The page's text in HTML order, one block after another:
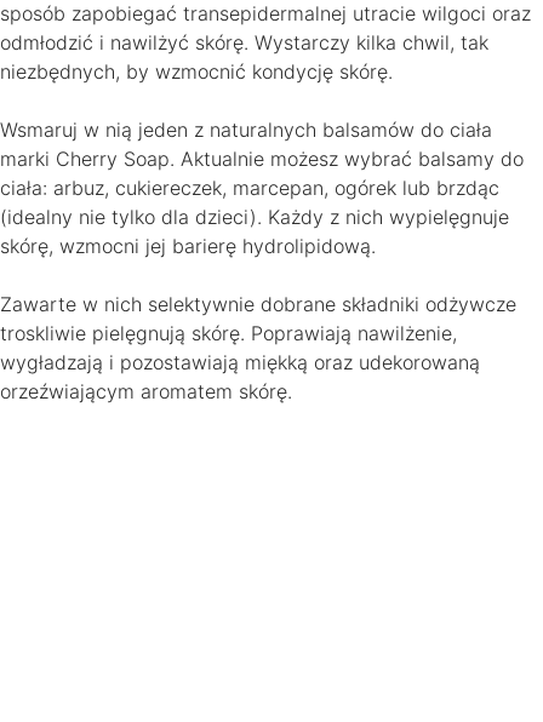
sposób zapobiegać transepidermalnej utracie wilgoci oraz
odmłodzić i nawilżyć skórę. Wystarczy kilka chwil, tak
niezbędnych, by wzmocnić kondycję skórę.
Wsmaruj w nią jeden z naturalnych balsamów do ciała
marki Cherry Soap. Aktualnie możesz wybrać balsamy do
ciała: arbuz, cukiereczek, marcepan, ogórek lub brzdąc
(idealny nie tylko dla dzieci). Każdy z nich wypielęgnuje
skórę, wzmocni jej barierę hydrolipidową.
Zawarte w nich selektywnie dobrane składniki odżywcze
troskliwie pielęgnują skórę. Poprawiają nawilżenie,
wygładzają i pozostawiają miękką oraz udekorowaną
orzeźwiającym aromatem skórę.